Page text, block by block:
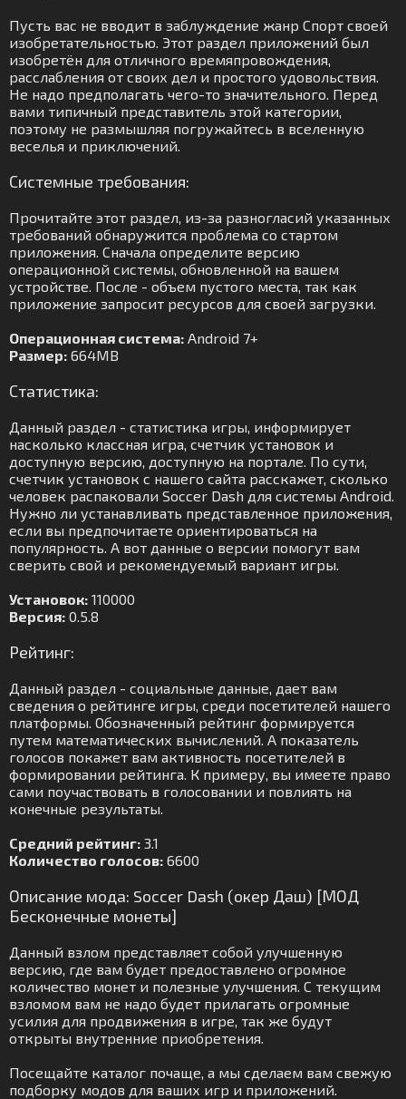
Пусть вас не вводит в заблуждение жанр Спорт своей
изобретательностью. Этот раздел приложений был
изобретён для отличного времяпровождения,
расслабления от своих дел и простого удовольствия.
Не надо предполагать чего-то значительного. Перед
вами типичный представитель этой категории,
поэтому не размышляя погружайтесь в вселенную
веселья и приключений.
Системные требования:
Прочитайте этот раздел, из-за разногласий указанных
требований обнаружится проблема со стартом
приложения. Сначала определите версию
операционной системы, обновленной на вашем
устройстве. После - объем пустого места, так как
приложение запросит ресурсов для своей загрузки.
Операционная система: Android 7+
Размер: 664MB
Статистика:
Данный раздел - статистика игры, информирует
насколько классная игра, счетчик установок и
доступную версию, доступную на портале. По сути,
счетчик установок с нашего сайта расскажет, сколько
человек распаковали Soccer Dash для системы Android.
Нужно ли устанавливать представленное приложения,
если вы предпочитаете ориентироваться на
популярность. А вот данные о версии помогут вам
сверить свой и рекомендуемый вариант игры.
Установок: 110000
Версия: 0.5.8
Рейтинг:
Данный раздел - социальные данные, дает вам
сведения о рейтинге игры, среди посетителей нашего
платформы. Обозначенный рейтинг формируется
путем математических вычислений. А показатель
голосов покажет вам активность посетителей в
формировании рейтинга. К примеру, вы имеете право
сами поучаствовать в голосовании и повлиять на
конечные результаты.
Средний рейтинг: 3.1
Количество голосов: 6600
Описание мода: Soccer Dash (окер Даш) [МОД
Бесконечные монеты]
Данный взлом представляет собой улучшенную
версию, где вам будет предоставлено огромное
количество монет и полезные улучшения. С текущим
взломом вам не надо будет прилагать огромные
усилия для продвижения в игре, так же будут
открыты внутренние приобретения.
Посещайте каталог почаще, а мы сделаем вам свежую
подборку модов для ваших игр и приложений.